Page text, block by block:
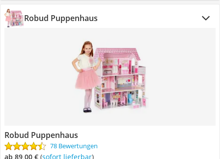
Robud Puppenhaus
Robud Puppenhaus
78 Bewertungen
ab 89,00 € ( Sofort lieferbar)